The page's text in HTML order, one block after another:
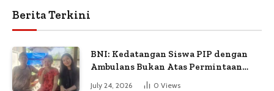
Berita Terkini
BNI: Kedatangan Siswa PIP dengan
Ambulans Bukan Atas Permintaan
July 24, 2026 0 Views